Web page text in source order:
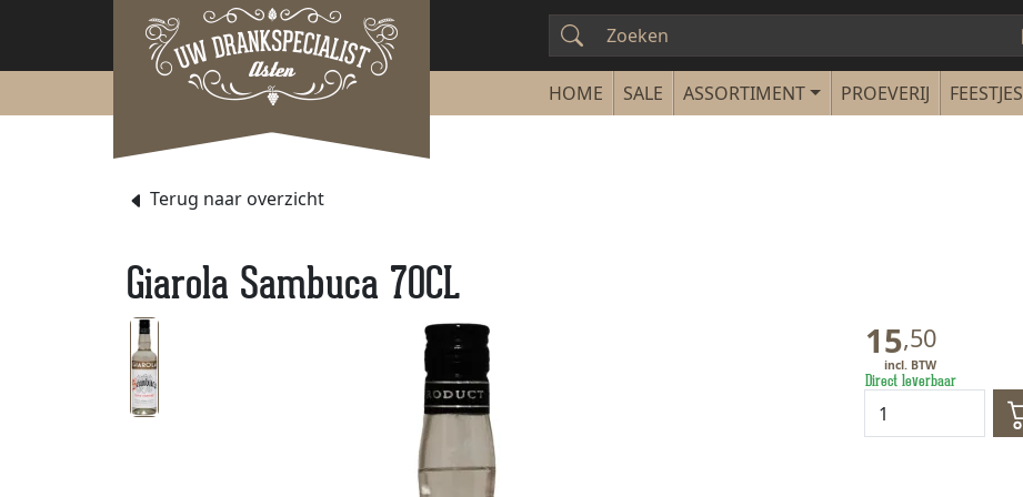
SALE ASSORTIMENT PROEVERIJ FEESTJES
Terug naar overzicht
Giarola Sambuca 70CL
15,50
Direct leverbaar